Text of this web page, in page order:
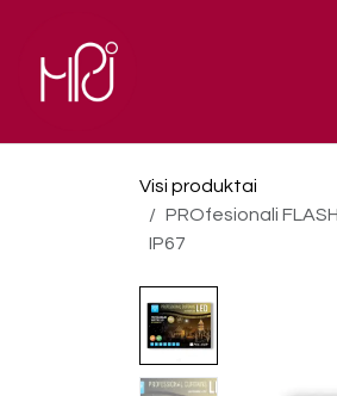
Visi produktai
PROfesionali
IP67